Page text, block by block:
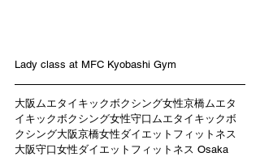
Lady class at MFC Kyobashi Gym
大阪ムエタイキックボクシング女性京橋ムエタ
イキックボクシング女性守口ムエタイキックボ
クシング大阪京橋女性ダイエットフィットネス
大阪守口女性ダイエットフィットネス Osaka